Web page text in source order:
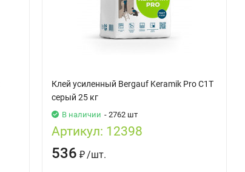
Клей усиленный Bergauf Keramik Pro C1T
серый 25 кг
В наличии - 2762 шт
Артикул: 12398
536 ₽ /шт.